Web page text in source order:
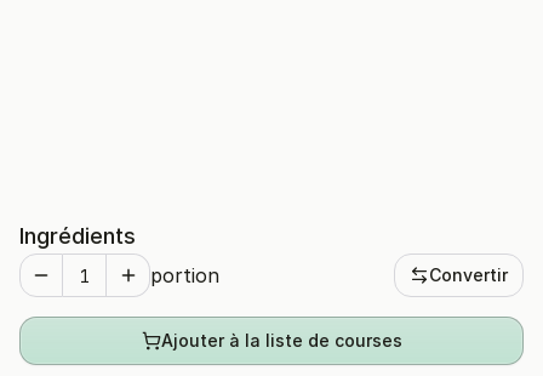
Ingrédients
portion Convertir
Ajouter à la liste de courses